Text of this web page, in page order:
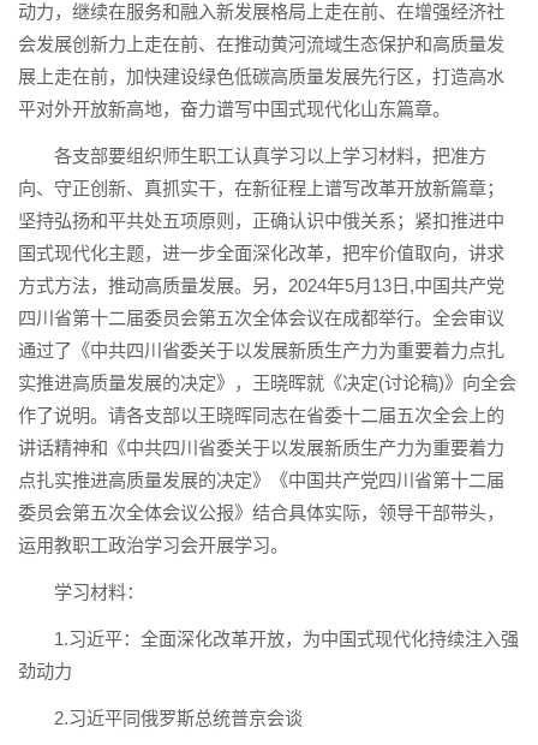
动力，继续在服务和融入新发展格局上走在前、在增强经济社
会发展创新力上走在前、在推动黄河流域生态保护和高质量发
展上走在前，加快建设绿色低碳高质量发展先行区，打造高水
平对外开放新高地，奋力谱写中国式现代化山东篇章。
各支部要组织师生职工认真学习以上学习材料，把准方
向、守正创新、真抓实干，在新征程上谱写改革开放新篇章；
坚持弘扬和平共处五项原则，正确认识中俄关系；紧扣推进中
国式现代化主题，进一步全面深化改革，把牢价值取向，讲求
方式方法，推动高质量发展。另，2024年5月13日,中国共产党
四川省第十二届委员会第五次全体会议在成都举行。全会审议
通过了《中共四川省委关于以发展新质生产力为重要着力点扎
实推进高质量发展的决定》，王晓晖就《决定(讨论稿)》向全会
作了说明。请各支部以王晓晖同志在省委十二届五次全会上的
讲话精神和《中共四川省委关于以发展新质生产力为重要着力
点扎实推进高质量发展的决定》《中国共产党四川省第十二届
委员会第五次全体会议公报》结合具体实际，领导干部带头，
运用教职工政治学习会开展学习。
学习材料：
1.习近平：全面深化改革开放，为中国式现代化持续注入强
劲动力
2.习近平同俄罗斯总统普京会谈